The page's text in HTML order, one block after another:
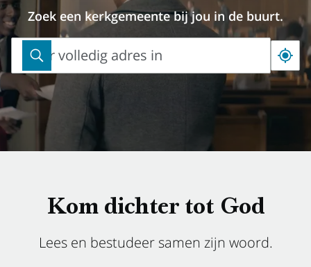
Zoek een kerkgemeente bij jou in de buurt.
Voer volledig adres in
Voer
volledig
adres
in
Kom dichter tot God
Lees en bestudeer samen zijn woord.